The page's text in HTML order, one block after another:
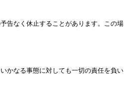
告なく休止することがあります。この場
かなる事態に対しても一切の責任を負い